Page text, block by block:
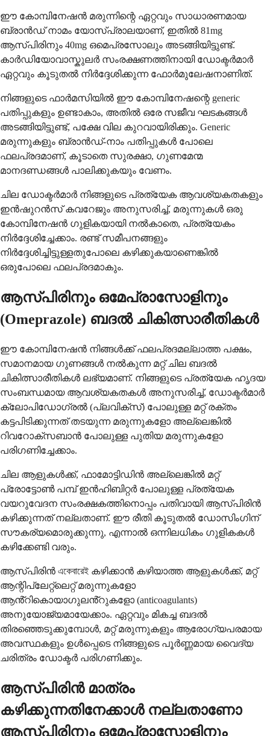
ഈ കോമ്പിനേഷൻ മരുന്നിന്റെ ഏറ്റവും സാധാരണമായ
ബ്രാൻഡ് നാമം യോസ്പ്രാലയാണ്, ഇതിൽ 81mg
ആസ്പിരിനും 40mg ഒമെപ്രസോലും അടങ്ങിയിട്ടുണ്ട്.
കാർഡിയോവാസ്കുലർ സംരക്ഷണത്തിനായി ഡോക്ടർമാർ
ഏറ്റവും കൂടുതൽ നിർദ്ദേശിക്കുന്ന ഫോർമുലേഷനാണിത്.
നിങ്ങളുടെ ഫാർമസിയിൽ ഈ കോമ്പിനേഷന്റെ generic
പതിപ്പുകളും ഉണ്ടാകാം, അതിൽ ഒരേ സജീവ ഘടകങ്ങൾ
അടങ്ങിയിട്ടുണ്ട്, പക്ഷേ വില കുറവായിരിക്കും. Generic
മരുന്നുകളും ബ്രാൻഡ്-നാം പതിപ്പുകൾ പോലെ
ഫലപ്രദമാണ്, കൂടാതെ സുരക്ഷാ, ഗുണമേന്മ
മാനദണ്ഡങ്ങൾ പാലിക്കുകയും വേണം.
ചില ഡോക്ടർമാർ നിങ്ങളുടെ പ്രത്യേക ആവശ്യകതകളും
ഇൻഷുറൻസ് കവറേജും അനുസരിച്ച്, മരുന്നുകൾ ഒരു
കോമ്പിനേഷൻ ഗുളികയായി നൽകാതെ, പ്രത്യേകം
നിർദ്ദേശിച്ചേക്കാം. രണ്ട് സമീപനങ്ങളും
നിർദ്ദേശിച്ചിട്ടുള്ളതുപോലെ കഴിക്കുകയാണെങ്കിൽ
ഒരുപോലെ ഫലപ്രദമാകും.
ആസ്പിരിനും ഒമേപ്രാസോളിനും
(Omeprazole) ബദൽ ചികിത്സാരീതികൾ
ഈ കോമ്പിനേഷൻ നിങ്ങൾക്ക് ഫലപ്രദമല്ലാത്ത പക്ഷം,
സമാനമായ ഗുണങ്ങൾ നൽകുന്ന മറ്റ് ചില ബദൽ
ചികിത്സാരീതികൾ ലഭ്യമാണ്. നിങ്ങളുടെ പ്രത്യേക ഹൃദയ
സംബന്ധമായ ആവശ്യകതകൾ അനുസരിച്ച്, ഡോക്ടർമാർ
ക്ലോപിഡോഗ്രൽ (പ്ലവിക്സ്) പോലുള്ള മറ്റ് രക്തം
കട്ടപിടിക്കുന്നത് തടയുന്ന മരുന്നുകളോ അല്ലെങ്കിൽ
റിവറോക്സബാൻ പോലുള്ള പുതിയ മരുന്നുകളോ
പരിഗണിച്ചേക്കാം.
ചില ആളുകൾക്ക്, ഫാമോട്ടിഡിൻ അല്ലെങ്കിൽ മറ്റ്
പ്രോട്ടോൺ പമ്പ് ഇൻഹിബിറ്റർ പോലുള്ള പ്രത്യേക
വയറുവേദന സംരക്ഷകത്തിനൊപ്പം പതിവായി ആസ്പിരിൻ
കഴിക്കുന്നത് നല്ലതാണ്. ഈ രീതി കൂടുതൽ ഡോസിംഗിന്
സൗകര്യമൊരുക്കുന്നു, എന്നാൽ ഒന്നിലധികം ഗുളികകൾ
കഴിക്കേണ്ടി വരും.
ആസ്പിരിൻ একেবারেই കഴിക്കാൻ കഴിയാത്ത ആളുകൾക്ക്, മറ്റ്
ആന്റിപ്ലേറ്റ്‌ലെറ്റ് മരുന്നുകളോ
ആൻ്റികൊയാഗുലൻ്റുകളോ (anticoagulants)
അനുയോജ്യമായേക്കാം. ഏറ്റവും മികച്ച ബദൽ
തിരഞ്ഞെടുക്കുമ്പോൾ, മറ്റ് മരുന്നുകളും ആരോഗ്യപരമായ
അവസ്ഥകളും ഉൾപ്പെടെ നിങ്ങളുടെ പൂർണ്ണമായ വൈദ്യ
ചരിത്രം ഡോക്ടർ പരിഗണിക്കും.
ആസ്പിരിൻ മാത്രം
കഴിക്കുന്നതിനേക്കാൾ നല്ലതാണോ
ആസ്പിരിനും ഒമേപ്രാസോളിനും